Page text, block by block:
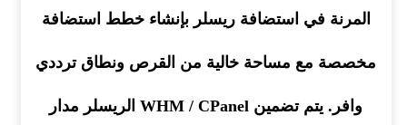
المرنة في استضافة ريسلر بإنشاء خطط استضافة
مخصصة مع مساحة خالية من القرص ونطاق ترددي
وافر. يتم تضمين WHM / CPanel الريسلر مدار